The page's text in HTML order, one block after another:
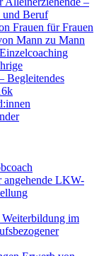
und Beruf
Frauen für Frauen
Mann zu Mann
Begleitendes
angehende LKW-
im